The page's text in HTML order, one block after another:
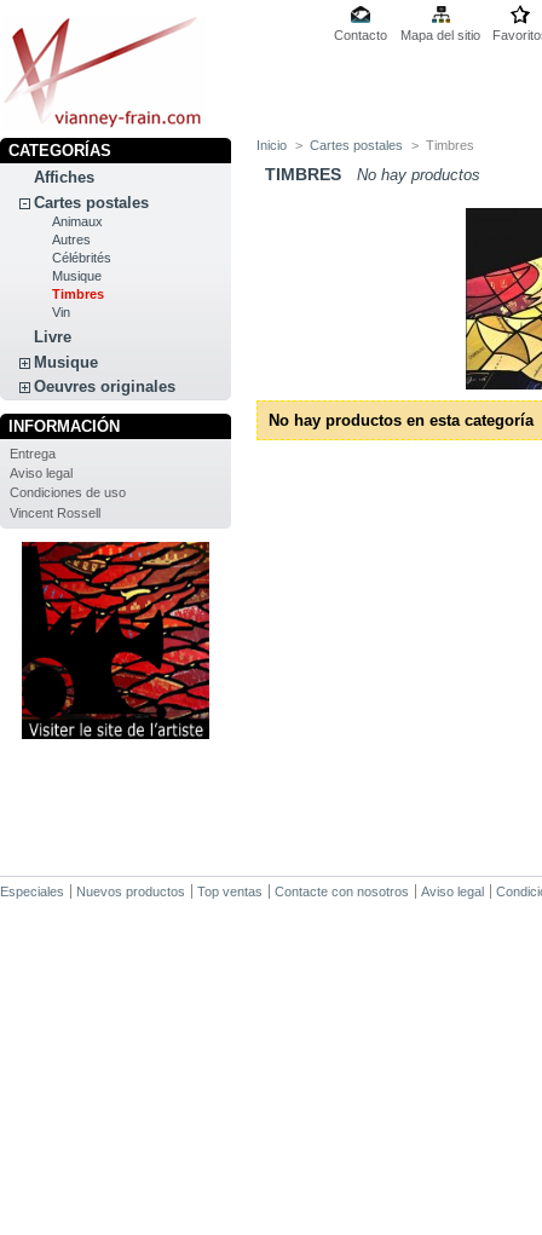
Contacto Mapa del sitio
CATEGORÍAS
Affiches
Cartes postales
Animaux
Autres
Célébrités
Musique
Timbres
Vin
Livre
Musique
Oeuvres originales
INFORMACIÓN
Entrega
Aviso legal
Condiciones de uso
Vincent Rossell
Inicio > Cartes postales > Timbres
TIMBRES No hay productos
No hay productos en esta categoría
Especiales Nuevos productos Top ventas Contacte con nosotros Aviso legal